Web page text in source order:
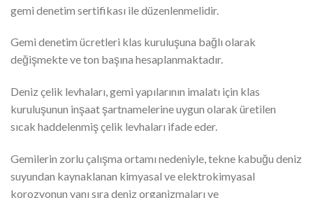
gemi denetim sertifikası ile düzenlenmelidir.
Gemi denetim ücretleri klas kuruluşuna bağlı olarak
değişmekte ve ton başına hesaplanmaktadır.
Deniz çelik levhaları, gemi yapılarının imalatı için klas
kuruluşunun inşaat şartnamelerine uygun olarak üretilen
sıcak haddelenmiş çelik levhaları ifade eder.
Gemilerin zorlu çalışma ortamı nedeniyle, tekne kabuğu deniz
suyundan kaynaklanan kimyasal ve elektrokimyasal
korozyonun yanı sıra deniz organizmaları ve